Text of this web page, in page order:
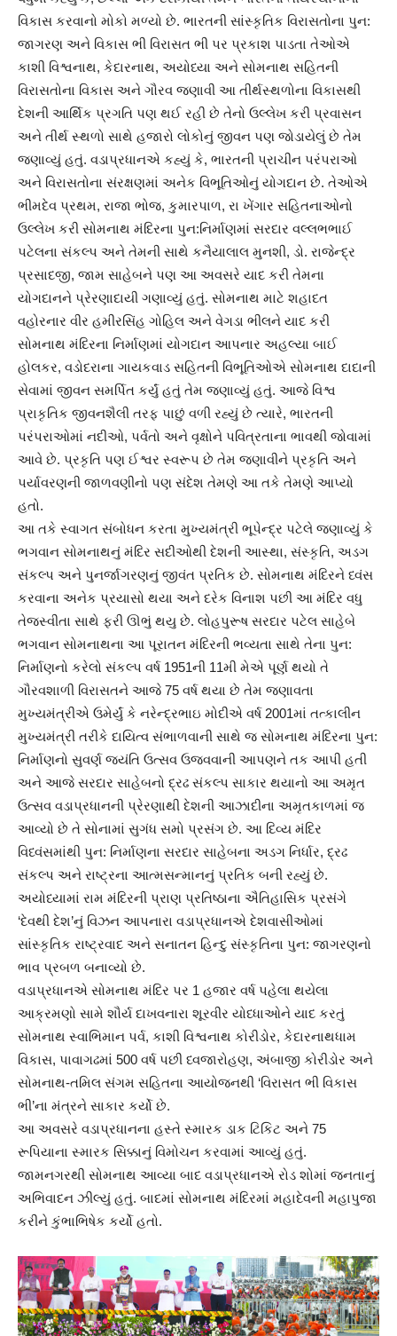
વિકાસ કરવાનો મોકો મળ્યો છે. ભારતની સાંસ્કૃતિક વિરાસતોના પુન:
જાગરણ અને વિકાસ ભી વિરાસત ભી પર પ્રકાશ પાડતા તેઓએ
કાશી વિશ્વનાથ, કેદારનાથ, અયોધ્યા અને સોમનાથ સહિતની
વિરાસતોના વિકાસ અને ગૌરવ જણાવી આ તીર્થસ્થળોના વિકાસથી
દેશની આર્થિક પ્રગતિ પણ થઈ રહી છે તેનો ઉલ્લેખ કરી પ્રવાસન
અને તીર્થ સ્થળો સાથે હજારો લોકોનું જીવન પણ જોડાયેલું છે તેમ
જણાવ્યું હતું. વડાપ્રધાનએ કહ્યું કે, ભારતની પ્રાચીન પરંપરાઓ
અને વિરાસતોના સંરક્ષણમાં અનેક વિભૂતિઓનું યોગદાન છે. તેઓએ
ભીમદેવ પ્રથમ, રાજા ભોજ, કુમારપાળ, રા ખેંગાર સહિતનાઓનો
ઉલ્લેખ કરી સોમનાથ મંદિરના પુન:નિર્માણમાં સરદાર વલ્લભભાઈ
પટેલના સંકલ્પ અને તેમની સાથે કનૈયાલાલ મુનશી, ડો. રાજેન્દ્ર
પ્રસાદજી, જામ સાહેબને પણ આ અવસરે યાદ કરી તેમના
યોગદાનને પ્રેરણાદાયી ગણાવ્યું હતું. સોમનાથ માટે શહાદત
વહોરનાર વીર હમીરસિંહ ગોહિલ અને વેગડા ભીલને યાદ કરી
સોમનાથ મંદિરના નિર્માણમાં યોગદાન આપનાર અહલ્યા બાઈ
હોલકર, વડોદરાના ગાયકવાડ સહિતની વિભૂતિઓએ સોમનાથ દાદાની
સેવામાં જીવન સમર્પિત કર્યું હતું તેમ જણાવ્યું હતું. આજે વિશ્વ
પ્રાકૃતિક જીવનશૈલી તરફ પાછું વળી રહ્યું છે ત્યારે, ભારતની
પરંપરાઓમાં નદીઓ, પર્વતો અને વૃક્ષોને પવિત્રતાના ભાવથી જોવામાં
આવે છે. પ્રકૃતિ પણ ઈશ્વર સ્વરૂપ છે તેમ જણાવીને પ્રકૃતિ અને
પર્યાવરણની જાળવણીનો પણ સંદેશ તેમણે આ તકે તેમણે આપ્યો
હતો.
આ તકે સ્વાગત સંબોધન કરતા મુખ્યમંત્રી ભૂપેન્દ્ર પટેલે જણાવ્યું કે
ભગવાન સોમનાથનું મંદિર સદીઓથી દેશની આસ્થા, સંસ્કૃતિ, અડગ
સંકલ્પ અને પુનર્જાગરણનું જીવંત પ્રતિક છે. સોમનાથ મંદિરને ધ્વંસ
કરવાના અનેક પ્રયાસો થયા અને દરેક વિનાશ પછી આ મંદિર વધુ
તેજસ્વીતા સાથે ફરી ઊભું થયુ છે. લોહપુરૂષ સરદાર પટેલ સાહેબે
ભગવાન સોમનાથના આ પૂરાતન મંદિરની ભવ્યતા સાથે તેના પુન:
નિર્માણનો કરેલો સંકલ્પ વર્ષ 1951ની 11મી મેએ પૂર્ણ થયો તે
ગૌરવશાળી વિરાસતને આજે 75 વર્ષ થયા છે તેમ જણાવતા
મુખ્યમંત્રીએ ઉમેર્યું કે નરેન્દ્રભાઇ મોદીએ વર્ષ 2001માં તત્કાલીન
મુખ્યમંત્રી તરીકે દાયિત્વ સંભાળવાની સાથે જ સોમનાથ મંદિરના પુન:
નિર્માણનો સુવર્ણ જયંતિ ઉત્સવ ઉજવવાની આપણને તક આપી હતી
અને આજે સરદાર સાહેબનો દ્રઢ સંકલ્પ સાકાર થયાનો આ અમૃત
ઉત્સવ વડાપ્રધાનની પ્રેરણાથી દેશની આઝાદીના અમૃતકાળમાં જ
આવ્યો છે તે સોનામાં સુગંધ સમો પ્રસંગ છે. આ દિવ્ય મંદિર
વિધ્વંસમાંથી પુન: નિર્માણના સરદાર સાહેબના અડગ નિર્ધાર, દ્રઢ
સંકલ્પ અને રાષ્ટ્રના આત્મસન્માનનું પ્રતિક બની રહ્યું છે.
અયોધ્યામાં રામ મંદિરની પ્રાણ પ્રતિષ્ઠાના ઐતિહાસિક પ્રસંગે
‘દેવથી દેશ’નું વિઝન આપનારા વડાપ્રધાનએ દેશવાસીઓમાં
સાંસ્કૃતિક રાષ્ટ્રવાદ અને સનાતન હિન્દુ સંસ્કૃતિના પુન: જાગરણનો
ભાવ પ્રબળ બનાવ્યો છે.
વડાપ્રધાનએ સોમનાથ મંદિર પર 1 હજાર વર્ષ પહેલા થયેલા
આક્રમણો સામે શૌર્ય દાખવનારા શૂરવીર યોધ્ધાઓને યાદ કરતું
સોમનાથ સ્વાભિમાન પર્વ, કાશી વિશ્વનાથ કોરીડોર, કેદારનાથધામ
વિકાસ, પાવાગઢમાં 500 વર્ષ પછી ધ્વજારોહણ, અંબાજી કોરીડોર અને
સોમનાથ-તમિલ સંગમ સહિતના આયોજનથી ‘વિરાસત ભી વિકાસ
ભી’ના મંત્રને સાકાર કર્યો છે.
આ અવસરે વડાપ્રધાનના હસ્તે સ્મારક ડાક ટિકિટ અને 75
રૂપિયાના સ્મારક સિક્કાનું વિમોચન કરવામાં આવ્યું હતું.
જામનગરથી સોમનાથ આવ્યા બાદ વડાપ્રધાનએ રોડ શોમાં જનતાનું
અભિવાદન ઝીલ્યું હતું. બાદમાં સોમનાથ મંદિરમાં મહાદેવની મહાપુજા
કરીને કુંભાભિષેક કર્યો હતો.